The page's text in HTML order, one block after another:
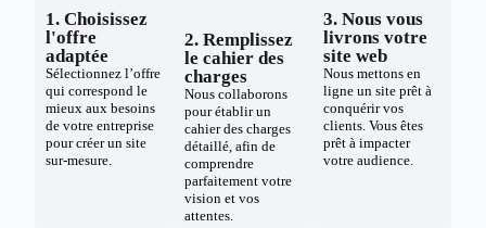
1. Choisissez
l'offre
adaptée
Sélectionnez l’offre
qui correspond le
mieux aux besoins
de votre entreprise
pour créer un site
sur-mesure.
2. Remplissez
le cahier des
charges
Nous collaborons
pour établir un
cahier des charges
détaillé, afin de
comprendre
parfaitement votre
vision et vos
attentes.
3. Nous vous
livrons votre
site web
Nous mettons en
ligne un site prêt à
conquérir vos
clients. Vous êtes
prêt à impacter
votre audience.